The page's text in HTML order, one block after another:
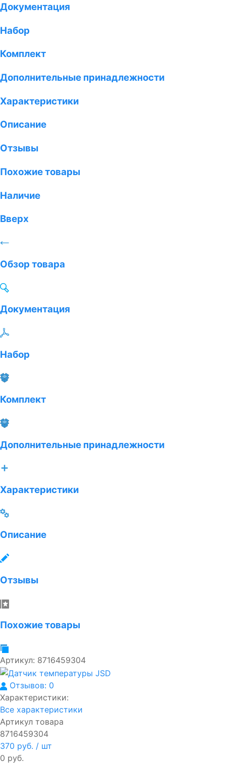
Документация
Набор
Комплект
Дополнительные принадлежности
Характеристики
Описание
Отзывы
Похожие товары
Наличие
Вверх
Обзор товара
Документация
Набор
Комплект
Дополнительные принадлежности
Характеристики
Описание
Отзывы
Похожие товары
Артикул: 8716459304
Отзывов: 0
Характеристики:
Все характеристики
Артикул товара
8716459304
370 руб. / шт
0 руб.